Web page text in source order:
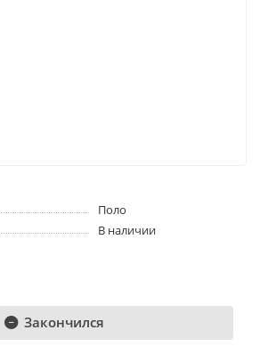
Поло
В наличии
Закончился